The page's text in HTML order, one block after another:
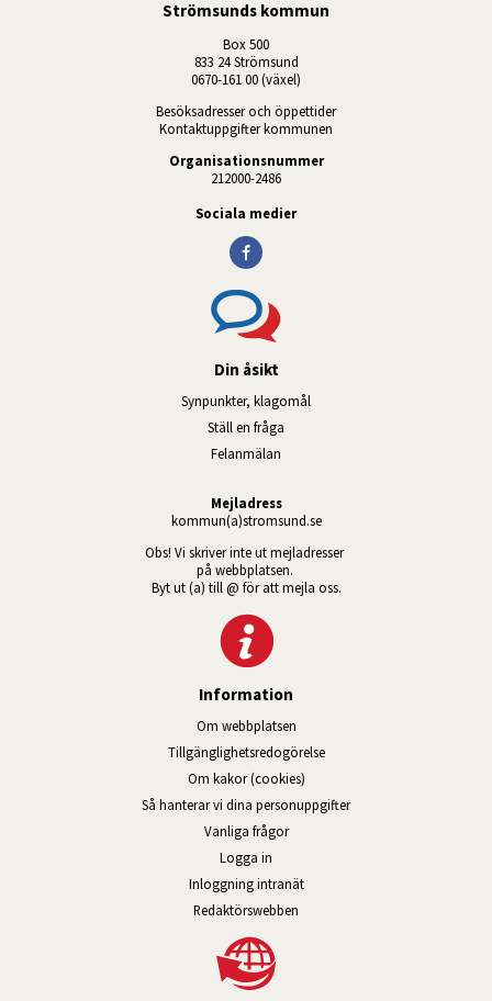
Strömsunds kommun
Box 500
833 24 Strömsund
0670-161 00 (växel)
Besöksadresser och öppettider
Kontaktuppgifter kommunen
Organisationsnummer
212000-2486
Sociala medier
Din åsikt
Synpunkter, klagomål
Ställ en fråga
Felanmälan
Mejladress
kommun(a)stromsund.se
Obs! Vi skriver inte ut mejladresser
på webbplatsen.
Byt ut (a) till @ för att mejla oss.
Information
Om webbplatsen
Tillgänglig­hets­redo­görelse
Om kakor (cookies)
Så hanterar vi dina personuppgifter
Vanliga frågor
Logga in
Inloggning intranätÖppnas i nytt fönster.
Redaktörswebben